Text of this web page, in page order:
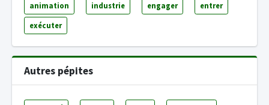
animation industrie engager entrer
exécuter
Autres pépites